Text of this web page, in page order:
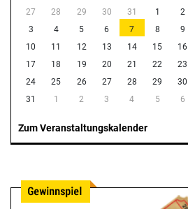
27
28 29 30 31 1
2
3
4 5 6 7 8
9
10
11 12 13 14 15
16
17
18 19 20 21 22
23
24
25 26 27 28 29
30
31
1 2 3 4 5 6
Zum Veranstaltungskalender